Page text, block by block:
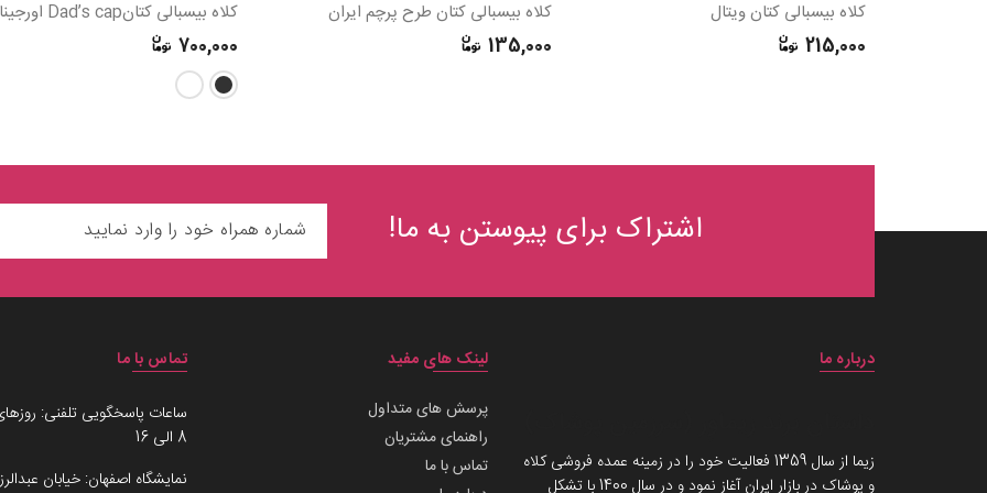
کلاه بیسبالی کتان ویتال
215,000
کلاه بیسبالی کتان طرح پرچم ایران
135,000
700,000
اشتراک برای پیوستن به ما!
درباره ما
زیما از سال 1359 فعالیت خود را در زمینه عمده فروشی کلاه
و پوشاک در بازار ایران آغاز نمود و در سال 1400 با تشکل
لینک های مفید
پرسش های متداول
راهنمای مشتریان
تماس با ما
تماس با ما
ساعات پاسخگویی تلفنی:
8 الی 16
نمایشگاه اصفهان: خیابان